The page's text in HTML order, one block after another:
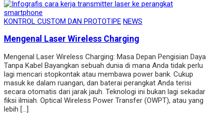
KONTROL CUSTOM DAN PROTOTIPE NEWS
Mengenal Laser Wireless Charging
Mengenal Laser Wireless Charging: Masa Depan Pengisian Daya
Tanpa Kabel Bayangkan sebuah dunia di mana Anda tidak perlu
lagi mencari stopkontak atau membawa power bank. Cukup
masuk ke dalam ruangan, dan baterai perangkat Anda terisi
secara otomatis dari jarak jauh. Teknologi ini bukan lagi sekadar
fiksi ilmiah. Optical Wireless Power Transfer (OWPT), atau yang
lebih […]